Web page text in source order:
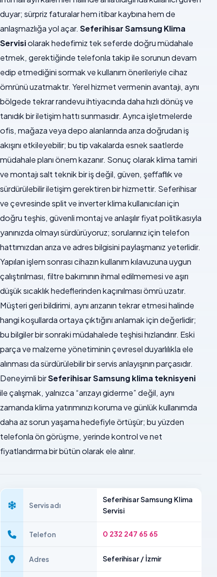
duyar; sürpriz faturalar hem itibar kaybına hem de
anlaşmazlığa yol açar. Seferihisar Samsung Klima
Servisiolarak hedefimiz tek seferde doğru müdahale
etmek, gerektiğinde telefonla takip ile sorunun devam
edip etmediğini sormak ve kullanım önerileriyle cihaz
ömrünü uzatmaktır. Yerel hizmet vermenin avantajı, aynı
bölgede tekrar randevu ihtiyacında daha hızlı dönüş ve
tanıdık bir iletişim hattı sunmasıdır. Ayrıca işletmelerde
ofis, mağaza veya depo alanlarında arıza doğrudan iş
akışını etkileyebilir; bu tip vakalarda esnek saatlerde
müdahale planı önem kazanır. Sonuç olarak klima tamiri
ve montajı salt teknik bir iş değil, güven, şeffaflık ve
sürdürülebilir iletişim gerektiren bir hizmettir. Seferihisar
ve çevresinde split ve inverter klima kullanıcıları için
doğru teşhis, güvenli montaj ve anlaşılır fiyat politikasıyla
yanınızda olmayı sürdürüyoruz; sorularınız için telefon
hattımızdan arıza ve adres bilgisini paylaşmanız yeterlidir.
Yapılan işlem sonrası cihazın kullanım kılavuzuna uygun
çalıştırılması, filtre bakımının ihmal edilmemesi ve aşırı
düşük sıcaklık hedeflerinden kaçınılması ömrü uzatır.
Müşteri geri bildirimi, aynı arızanın tekrar etmesi halinde
hangi koşullarda ortaya çıktığını anlamak için değerlidir;
bu bilgiler bir sonraki müdahalede teşhisi hızlandırır. Eski
parça ve malzeme yönetiminin çevresel duyarlılıkla ele
alınması da sürdürülebilir bir servis anlayışının parçasıdır.
Deneyimli birSeferihisar Samsung klima teknisyeni
ile çalışmak, yalnızca “arızayı giderme” değil, aynı
zamanda klima yatırımınızı koruma ve günlük kullanımda
daha az sorun yaşama hedefiyle örtüşür; bu yüzden
telefonla ön görüşme, yerinde kontrol ve net
fiyatlandırma bir bütün olarak ele alınır.
Servis adı
Seferihisar Samsung Klima
Servisi
Telefon 0 232 247 65 65
Adres Seferihisar / İzmir